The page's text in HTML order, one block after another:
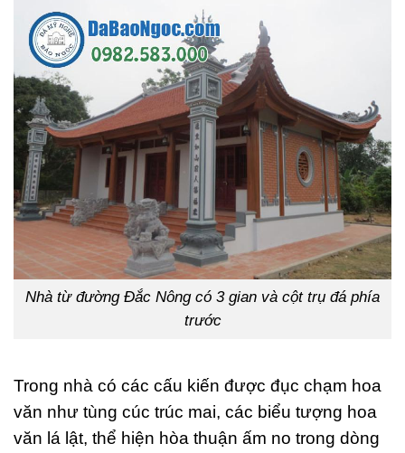
Nhà từ đường Đắc Nông có 3 gian và cột trụ đá phía
trước
Trong nhà có các cấu kiến được đục chạm hoa
văn như tùng cúc trúc mai, các biểu tượng hoa
văn lá lật, thể hiện hòa thuận ấm no trong dòng